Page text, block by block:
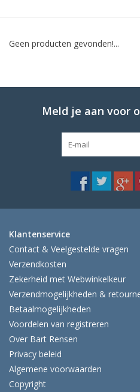
Geen producten gevonden!...
Meld je aan voor
Klantenservice
Contact & Veelgestelde vragen
Verzendkosten
Zekerheid met Webwinkelkeur
Verzendmogelijkheden &
Betaalmogelijkheden
Voordelen van registreren
Over Bart Rensen
Privacy beleid
Algemene voorwaarden
Copyright